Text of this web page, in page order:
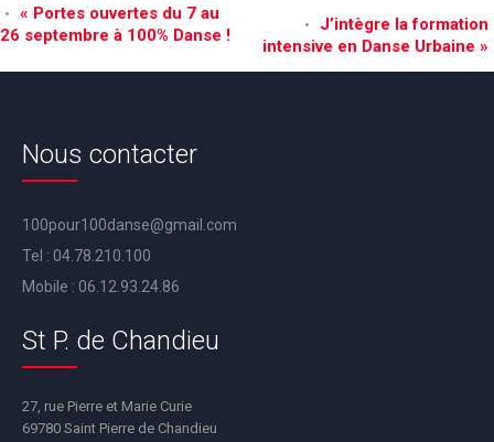
Navigation
Évènement
« Portes ouvertes du 7 au
26 septembre à 100% Danse !
J’intègre la formation
intensive en Danse Urbaine »
Nous contacter
100pour100danse@gmail.com
Tel : 04.78.210.100
Mobile : 06.12.93.24.86
St P. de Chandieu
27, rue Pierre et Marie Curie
69780 Saint Pierre de Chandieu